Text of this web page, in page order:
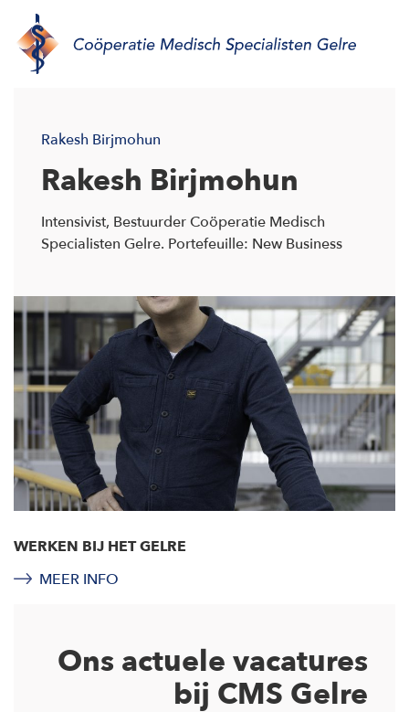
Rakesh Birjmohun
Rakesh Birjmohun
Intensivist, Bestuurder Coöperatie Medisch
Specialisten Gelre. Portefeuille: New Business
WERKEN BIJ HET GELRE
MEER INFO
Ons actuele vacatures
bij CMS Gelre